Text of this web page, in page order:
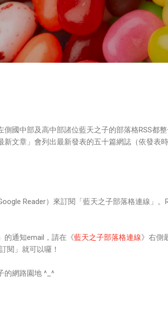
跳到主要內容
側國中部及高中部諸位藍天之子的部落格RSS都
文章」會列出最新發表的五十篇網誌（依發表
Reader）來訂閱「藍天之子部落格連線」。
的通知email，請在《藍天之子部落格連線》右側
閱」就可以囉！
的網路園地 ^_^